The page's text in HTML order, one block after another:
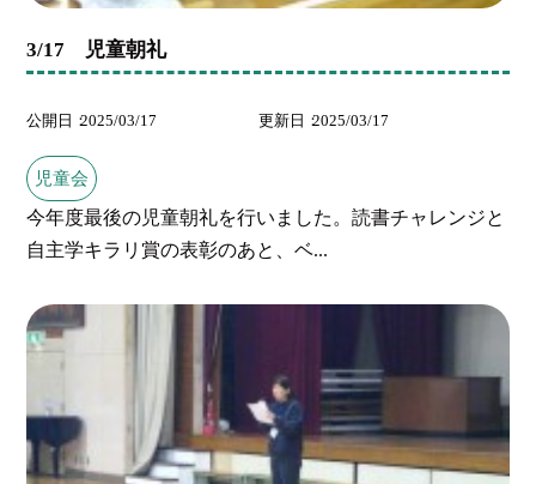
3/17 児童朝礼
公開日 2025/03/17 更新日 2025/03/17
児童会
今年度最後の児童朝礼を行いました。読書チャレンジと
自主学キラリ賞の表彰のあと、ベ...